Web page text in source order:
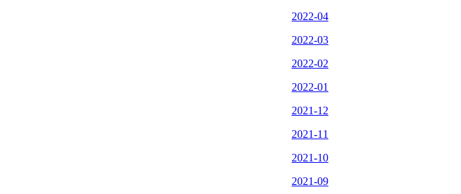
2022-04
2022-03
2022-02
2022-01
2021-12
2021-11
2021-10
2021-09